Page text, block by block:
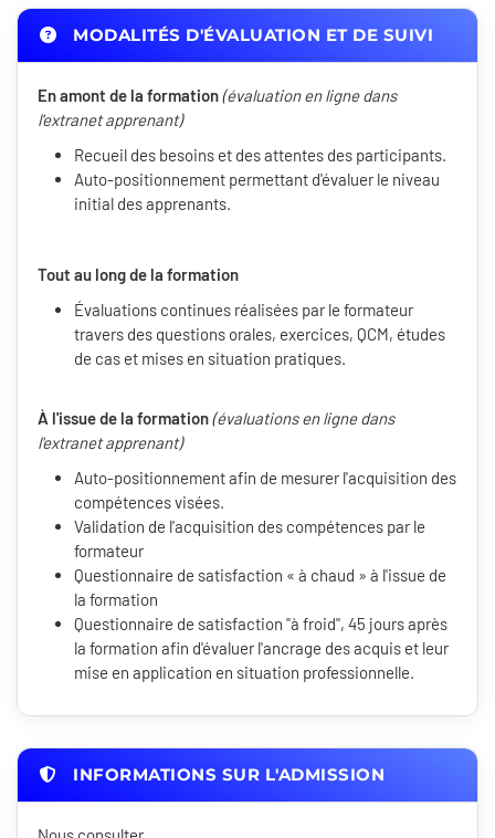
MODALITÉS D'ÉVALUATION ET DE SUIVI
En amont de la formation(évaluation en ligne dans
l'extranet apprenant)
Recueil des besoins et des attentes des participants.
Auto-positionnement permettant d'évaluer le niveau
initial des apprenants.
Tout au long de la formation
Évaluations continues réalisées par le formateur
travers des questions orales, exercices, QCM, études
de cas et mises en situation pratiques.
À l'issue de la formation(évaluations en ligne dans
l'extranet apprenant)
Auto-positionnement afin de mesurer l'acquisition des
compétences visées.
Validation de l'acquisition des compétences par le
formateur
Questionnaire de satisfaction « à chaud » à l'issue de
la formation
Questionnaire de satisfaction "à froid", 45 jours après
la formation afin d'évaluer l'ancrage des acquis et leur
mise en application en situation professionnelle.
INFORMATIONS SUR L'ADMISSION